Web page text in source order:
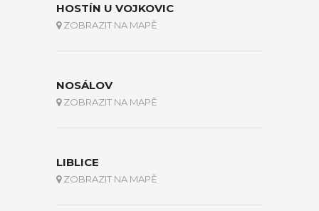
HOSTÍN U VOJKOVIC
ZOBRAZIT NA MAPĚ
NOSÁLOV
ZOBRAZIT NA MAPĚ
LIBLICE
ZOBRAZIT NA MAPĚ